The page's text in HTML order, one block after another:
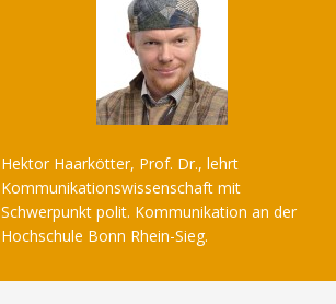
Hektor Haarkötter, Prof. Dr., lehrt
Kommunikationswissenschaft mit
Schwerpunkt polit. Kommunikation an der
Hochschule Bonn Rhein-Sieg.